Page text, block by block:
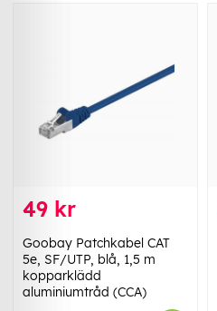
49 kr
Goobay Patchkabel CAT
5e, SF/UTP, blå, 1,5 m
kopparklädd
aluminiumtråd (CCA)